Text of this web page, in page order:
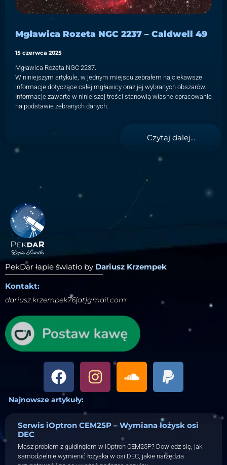
Mgławica Rozeta NGC 2237 – Caldwell 49
15 czerwca 2025
Mgławica Rozeta NGC 2237.
W niniejszym artykule, w jednym miejscu zebrałem najciekawsze
informacje dotyczące całej mgławicy oraz jej wybranych obszarów.
Informacje zawarte w niniejszej treści stanowią własne opracowanie
na podstawie zebranych danych.
Czytaj dalej...
PekDar łapie światło by Dariusz Krzempek
Kontakt:
dariusz.krzempek76[at]gmail.com
Najnowsze artykuły:
Serwis iOptron CEM25P – Wymiana łożysk osi
DEC
Masz problem z guidingiem w iOptron CEM25P? Dowiedz się, jak
samodzielnie wymienić łożyska w osi DEC, jakie narzędzia